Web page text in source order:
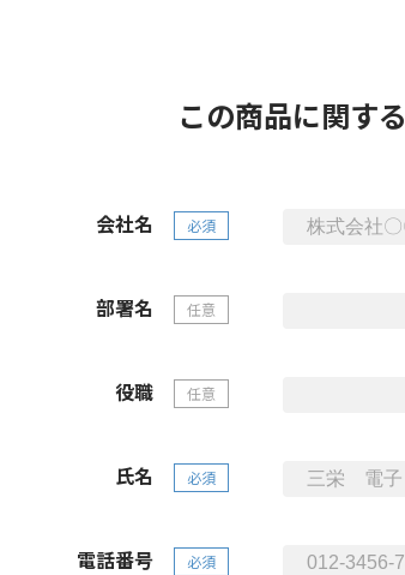
この商品に関する
会社名 必須
部署名 任意
役職 任意
氏名 必須
電話番号 必須